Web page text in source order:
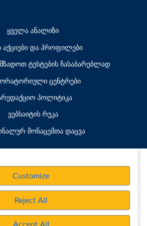
ყველა ანალიზი
აქციები და პროფილები
ტესტების ჩასაბარებლად
ცენტრები
პოლიტიკა
ვებსაიტის რუკა
მონაცემთა დაცვა
Customize
Reject All